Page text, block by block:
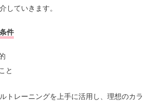
していきます。
件
と
トレーニングを上手に活用し、理想のカラ